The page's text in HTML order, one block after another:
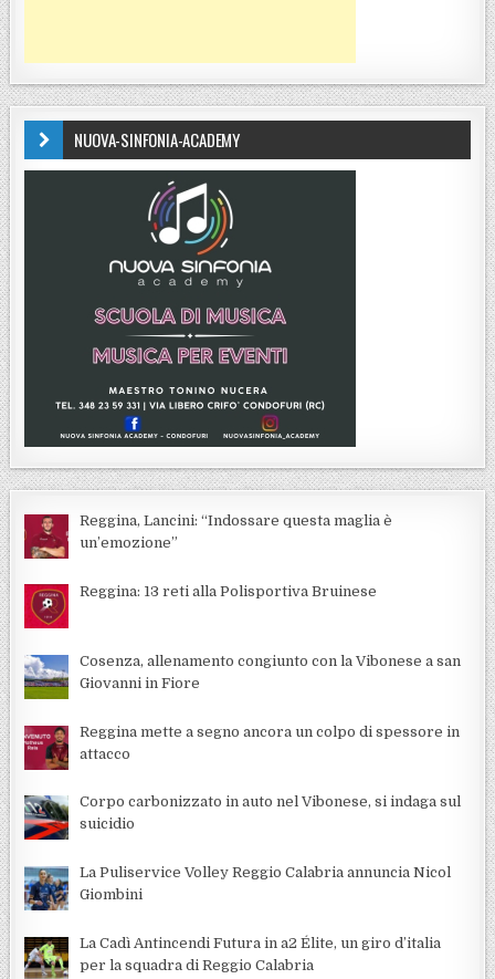
NUOVA-SINFONIA-ACADEMY
Reggina, Lancini: “Indossare questa maglia è
un’emozione”
Reggina: 13 reti alla Polisportiva Bruinese
Cosenza, allenamento congiunto con la Vibonese a san
Giovanni in Fiore
Reggina mette a segno ancora un colpo di spessore in
attacco
Corpo carbonizzato in auto nel Vibonese, si indaga sul
suicidio
La Puliservice Volley Reggio Calabria annuncia Nicol
Giombini
La Cadì Antincendi Futura in a2 Élite, un giro d’italia
per la squadra di Reggio Calabria